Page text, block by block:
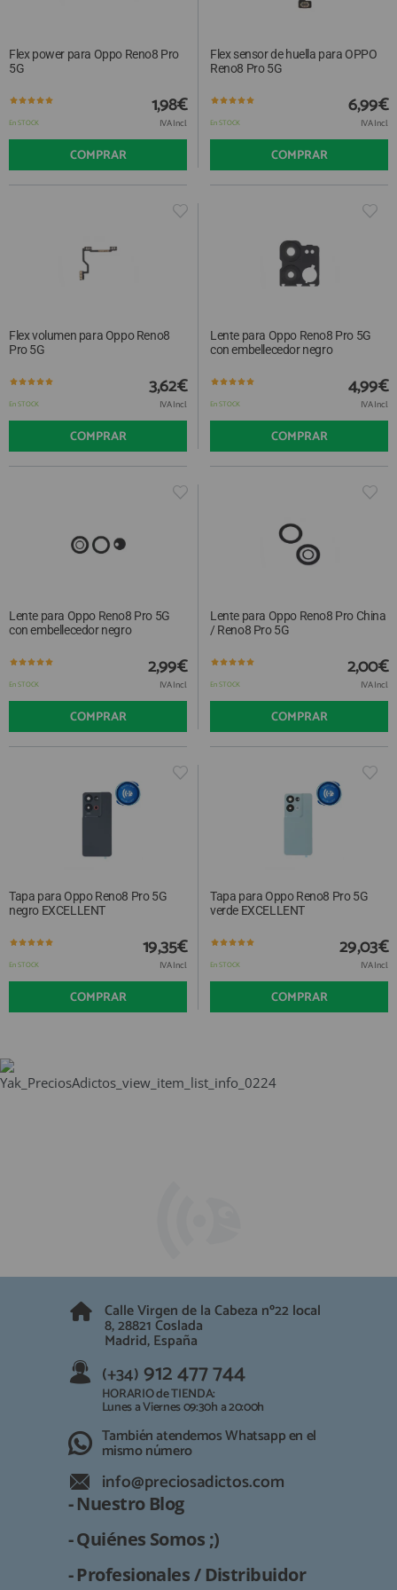
Flex power para Oppo Reno8 Pro
5G
En STOCK
1,98€
IVA Incl.
COMPRAR
Flex sensor de huella para OPPO
Reno8 Pro 5G
En STOCK
6,99€
IVA Incl.
COMPRAR
Flex volumen para Oppo Reno8
Pro 5G
En STOCK
3,62€
IVA Incl.
COMPRAR
Lente para Oppo Reno8 Pro 5G
con embellecedor negro
En STOCK
4,99€
IVA Incl.
COMPRAR
Lente para Oppo Reno8 Pro 5G
con embellecedor negro
En STOCK
2,99€
IVA Incl.
COMPRAR
Lente para Oppo Reno8 Pro China
/ Reno8 Pro 5G
En STOCK
2,00€
IVA Incl.
COMPRAR
Tapa para Oppo Reno8 Pro 5G
negro EXCELLENT
En STOCK
19,35€
IVA Incl.
COMPRAR
Tapa para Oppo Reno8 Pro 5G
verde EXCELLENT
En STOCK
29,03€
IVA Incl.
COMPRAR
Calle Virgen de la Cabeza nº22 local
8, 28821 Coslada
Madrid, España
(+34) 912 477 744
HORARIO de TIENDA:
Lunes a Viernes 09:30h a 20:00h
También atendemos Whatsapp en el
mismo número
info@preciosadictos.com
- Nuestro Blog
- Quiénes Somos ;)
- Profesionales / Distribuidor